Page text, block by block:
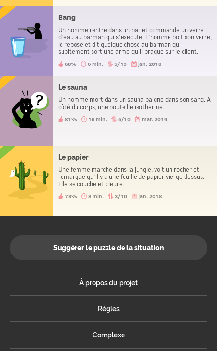
Bang
Un homme rentre dans un bar et commande un verre
d'eau au barman qui s'execute. L'homme boit son verre,
le repose et dit quelque chose au barman qui
subitement sort une arme qu'il braque sur le client.
68% 6 min. 5/10 jan. 2018
Le sauna
Un homme mort dans un sauna baigne dans son sang. A
côté du corps, une bouteille isotherme.
81% 16 min. 5/10 mar. 2019
Le papier
Une femme marche dans la jungle, voit un rocher et
remarque qu'il y a une feuille de papier vierge dessus.
Elle se couche et pleure.
73% 8 min. 3/10 jan. 2018
Suggérer le puzzle de la situation
À propos du projet
Règles
Complexe